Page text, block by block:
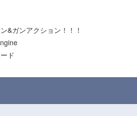
&ガンアクション！！！
ド